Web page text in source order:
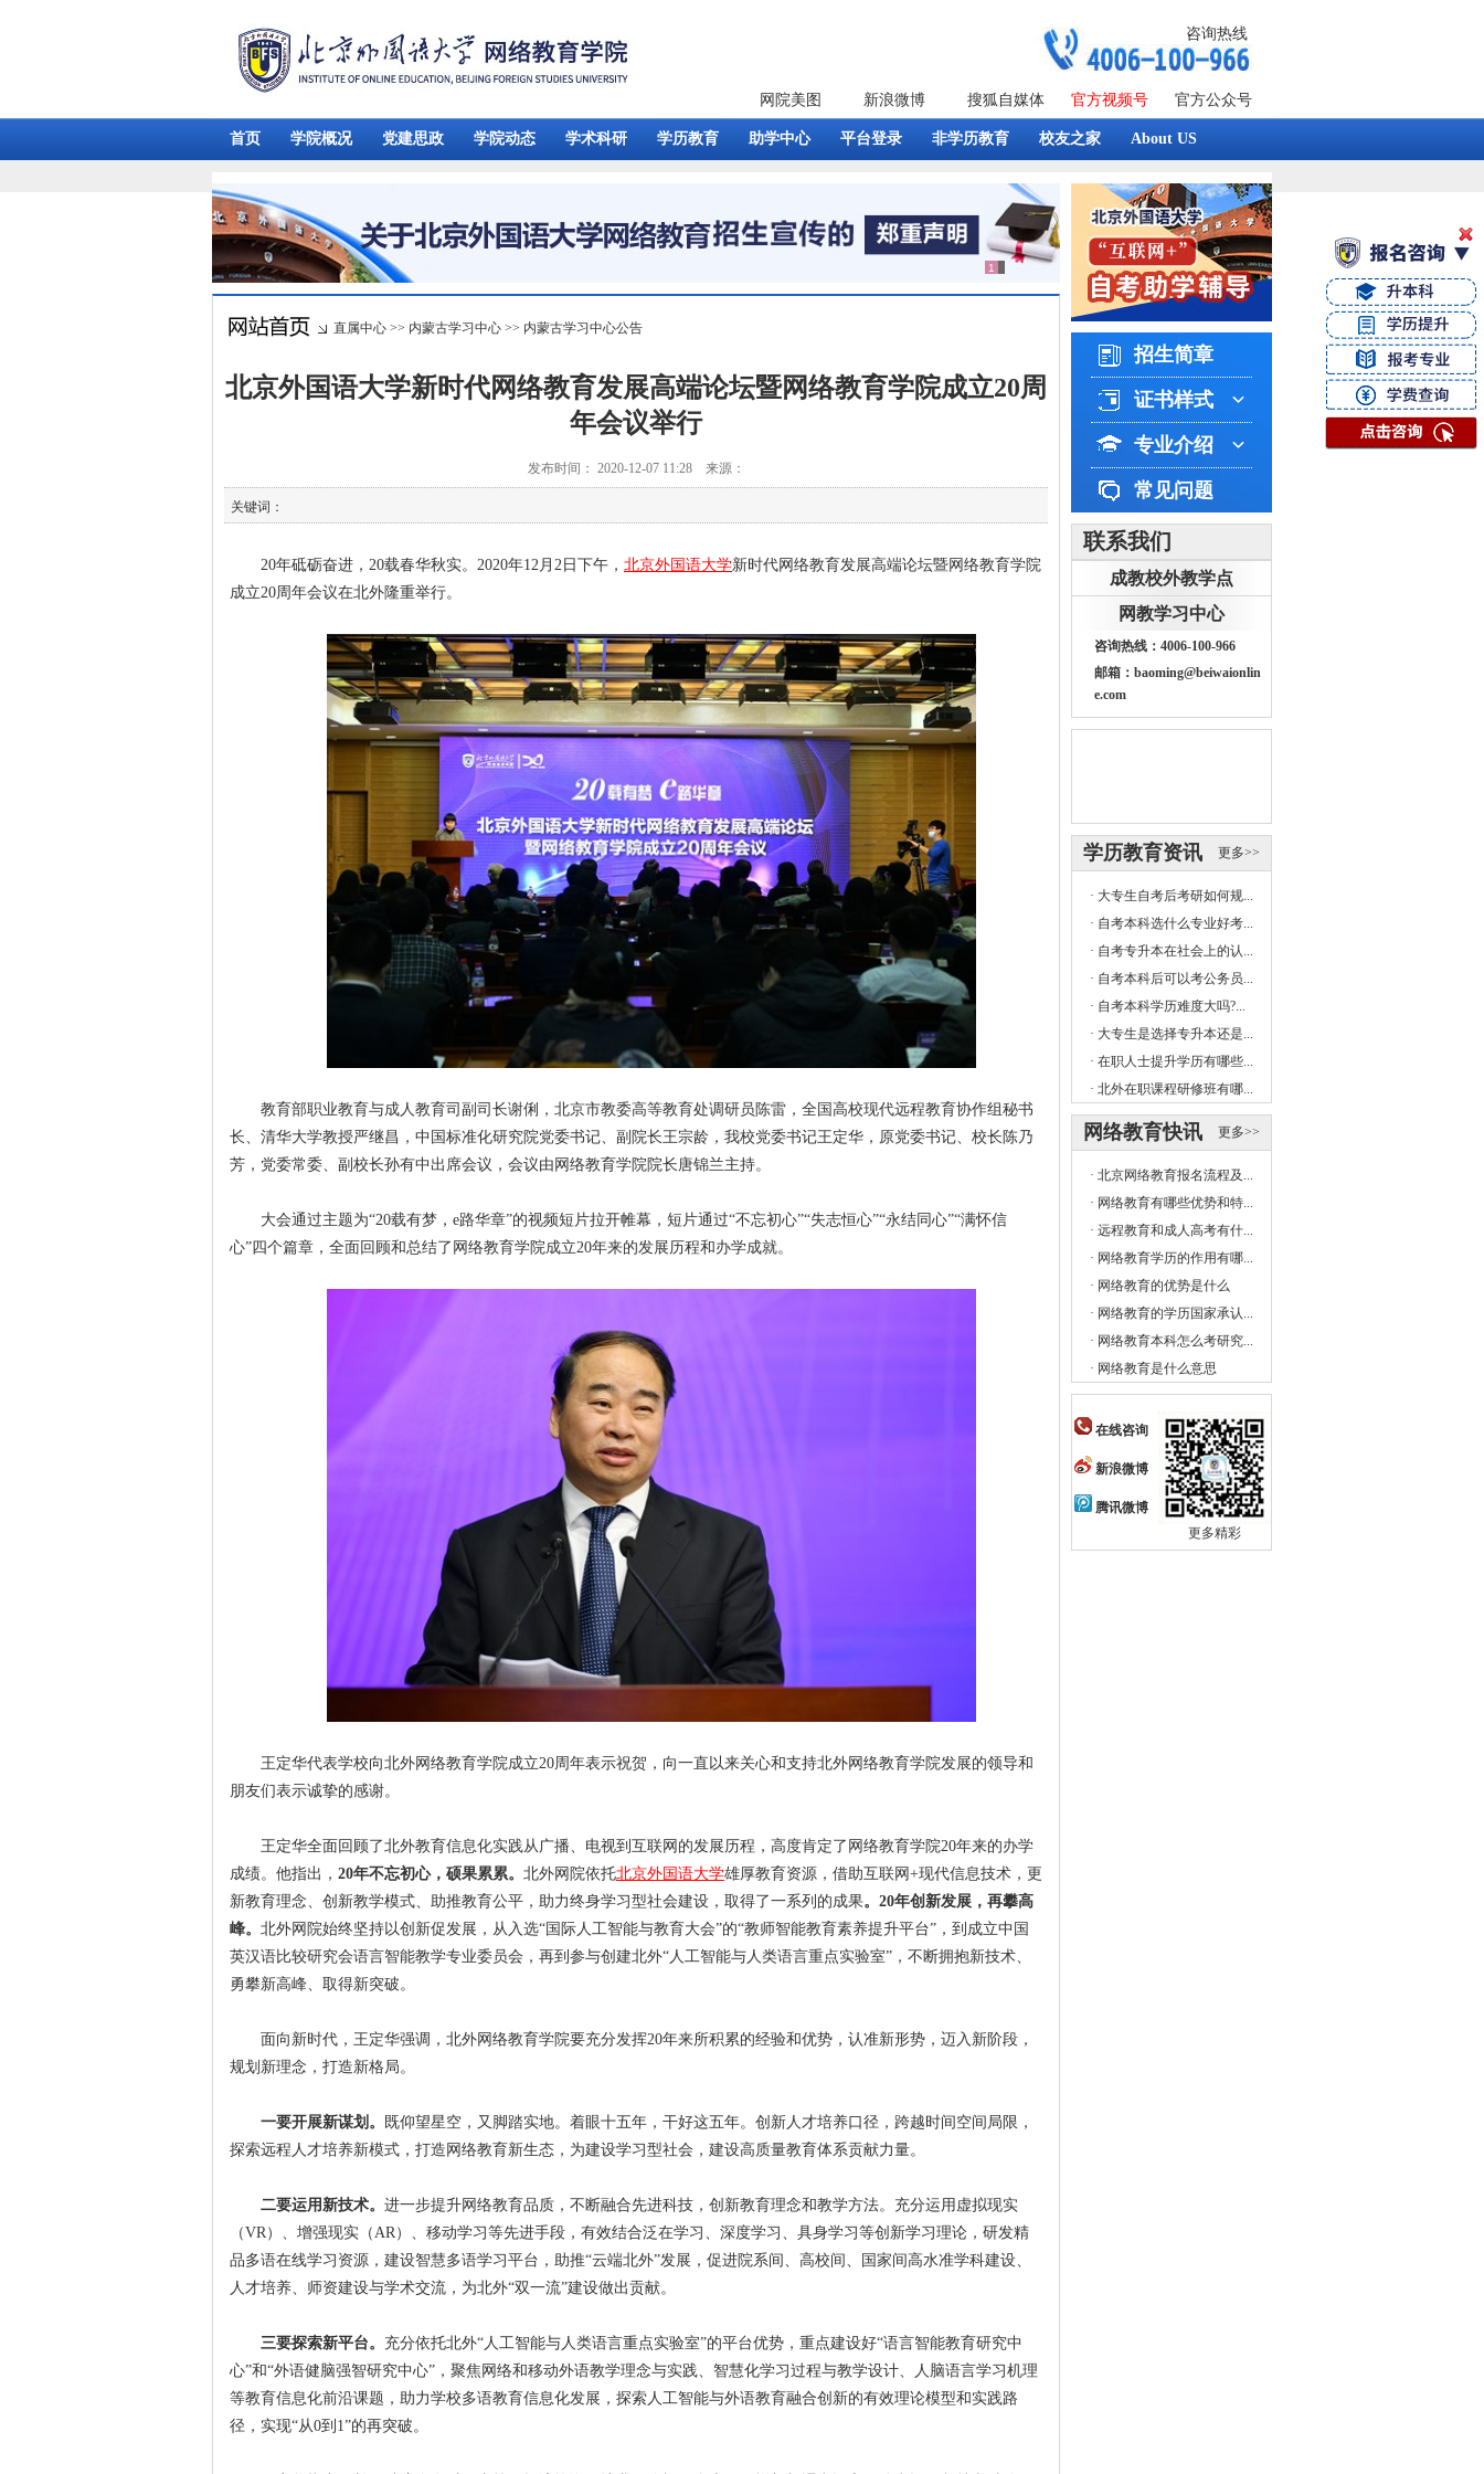
咨询热线
网院美图 新浪微博 搜狐自媒体 官方视频号 官方公众号
首页 学院概况 党建思政 学院动态 学术科研 学历教育 助学中心 平台登录 非学历教育 校友之家 About US
直属中心 >> 内蒙古学习中心 >> 内蒙古学习中心公告
北京外国语大学新时代网络教育发展高端论坛暨网络教育学院成立20周
年会议举行
发布时间： 2020-12-07 11:28 来源：
关键词：
20年砥砺奋进，20载春华秋实。2020年12月2日下午， 北京外国语大学新时代网络教育发展高端论坛暨网络教育学院
成立20周年会议在北外隆重举行。
教育部职业教育与成人教育司副司长谢俐，北京市教委高等教育处调研员陈雷，全国高校现代远程教育协作组秘书
长、清华大学教授严继昌，中国标准化研究院党委书记、副院长王宗龄，我校党委书记王定华，原党委书记、校长陈乃
芳，党委常委、副校长孙有中出席会议，会议由网络教育学院院长唐锦兰主持。
大会通过主题为“20载有梦，e路华章”的视频短片拉开帷幕，短片通过“不忘初心”“失志恒心”“永结同心”“满怀信
心”四个篇章，全面回顾和总结了网络教育学院成立20年来的发展历程和办学成就。
王定华代表学校向北外网络教育学院成立20周年表示祝贺，向一直以来关心和支持北外网络教育学院发展的领导和
朋友们表示诚挚的感谢。
王定华全面回顾了北外教育信息化实践从广播、电视到互联网的发展历程，高度肯定了网络教育学院20年来的办学
成绩。他指出， 20年不忘初心，硕果累累。 北外网院依托北京外国语大学雄厚教育资源，借助互联网+现代信息技术，更
新教育理念、创新教学模式、助推教育公平，助力终身学习型社会建设，取得了一系列的成果。20年创新发展，再攀高
峰。 北外网院始终坚持以创新促发展，从入选“国际人工智能与教育大会”的“教师智能教育素养提升平台”，到成立中国
英汉语比较研究会语言智能教学专业委员会，再到参与创建北外“人工智能与人类语言重点实验室”，不断拥抱新技术、
勇攀新高峰、取得新突破。
面向新时代，王定华强调，北外网络教育学院要充分发挥20年来所积累的经验和优势，认准新形势，迈入新阶段，
规划新理念，打造新格局。
一要开展新谋划。
既仰望星空，又脚踏实地。着眼十五年，干好这五年。创新人才培养口径，跨越时间空间局限，
探索远程人才培养新模式，打造网络教育新生态，为建设学习型社会，建设高质量教育体系贡献力量。
二要运用新技术。 进一步提升网络教育品质，不断融合先进科技，创新教育理念和教学方法。充分运用虚拟现实
（VR）、增强现实（AR）、移动学习等先进手段，有效结合泛在学习、深度学习、具身学习等创新学习理论，研发精
品多语在线学习资源，建设智慧多语学习平台，助推“云端北外”发展，促进院系间、高校间、国家间高水准学科建设、
人才培养、师资建设与学术交流，为北外“双一流”建设做出贡献。
三要探索新平台。 充分依托北外“人工智能与人类语言重点实验室”的平台优势，重点建设好“语言智能教育研究中
心”和“外语健脑强智研究中心”，聚焦网络和移动外语教学理念与实践、智慧化学习过程与教学设计、人脑语言学习机理
等教育信息化前沿课题，助力学校多语教育信息化发展，探索人工智能与外语教育融合创新的有效理论模型和实践路
径，实现“从0到1”的再突破。
招生简章
证书样式
专业介绍
常见问题
联系我们
成教校外教学点
网教学习中心
咨询热线：4006-100-966
邮箱：baoming@beiwaionlin
e.com
更多>>
学历教育资讯
· 大专生自考后考研如何规...
· 自考本科选什么专业好考...
· 自考专升本在社会上的认...
· 自考本科后可以考公务员...
· 自考本科学历难度大吗?...
· 大专生是选择专升本还是...
· 在职人士提升学历有哪些...
· 北外在职课程研修班有哪...
更多>>
网络教育快讯
· 北京网络教育报名流程及...
· 网络教育有哪些优势和特...
· 远程教育和成人高考有什...
· 网络教育学历的作用有哪...
· 网络教育的优势是什么
· 网络教育的学历国家承认...
· 网络教育本科怎么考研究...
· 网络教育是什么意思
在线咨询
新浪微博
腾讯微博
更多精彩